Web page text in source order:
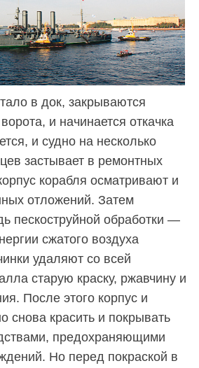
в док, закрываются
и начинается откачка
и судно на несколько
застывает в ремонтных
корабля осматривают и
отложений. Затем
пескоструйной обработки —
сжатого воздуха
удаляют со всей
старую краску, ржавчину и
После этого корпус и
снова красить и покрывать
предохраняющими
Но перед покраской в